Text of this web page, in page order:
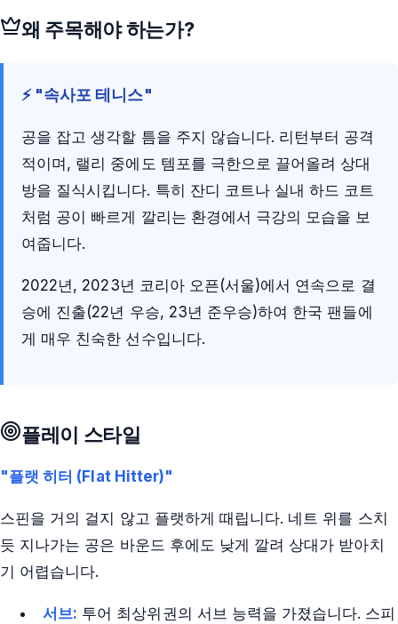
왜 주목해야 하는가?
⚡ "속사포 테니스"
공을 잡고 생각할 틈을 주지 않습니다. 리턴부터 공격
적이며, 랠리 중에도 템포를 극한으로 끌어올려 상대
방을 질식시킵니다. 특히 잔디 코트나 실내 하드 코트
처럼 공이 빠르게 깔리는 환경에서 극강의 모습을 보
여줍니다.
2022년, 2023년 코리아 오픈(서울)에서 연속으로 결
승에 진출(22년 우승, 23년 준우승)하여 한국 팬들에
게 매우 친숙한 선수입니다.
플레이 스타일
"플랫 히터 (Flat Hitter)"
스핀을 거의 걸지 않고 플랫하게 때립니다. 네트 위를 스치
듯 지나가는 공은 바운드 후에도 낮게 깔려 상대가 받아치
기 어렵습니다.
서브: 투어 최상위권의 서브 능력을 가졌습니다. 스피